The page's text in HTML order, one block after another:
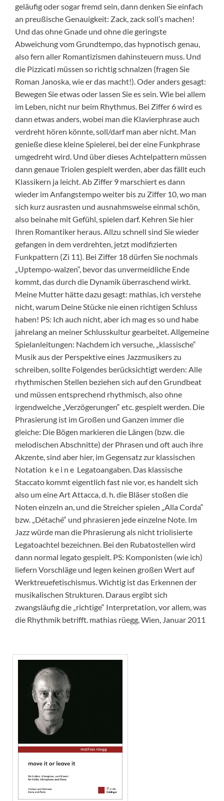
geläufig oder sogar fremd sein, dann denken Sie einfach
an preußische Genauigkeit: Zack, zack soll’s machen!
Und das ohne Gnade und ohne die geringste
Abweichung vom Grundtempo, das hypnotisch genau,
also fern aller Romantizismen dahinsteuern muss. Und
die Pizzicati müssen so richtig schnalzen (fragen Sie
Roman Janoska, wie er das macht!). Oder anders gesagt:
Bewegen Sie etwas oder lassen Sie es sein. Wie bei allem
im Leben, nicht nur beim Rhythmus. Bei Ziffer 6 wird es
dann etwas anders, wobei man die Klavierphrase auch
verdreht hören könnte, soll/darf man aber nicht. Man
genieße diese kleine Spielerei, bei der eine Funkphrase
umgedreht wird. Und über dieses Achtelpattern müssen
dann genaue Triolen gespielt werden, aber das fällt euch
Klassikern ja leicht. Ab Ziffer 9 marschiert es dann
wieder im Anfangstempo weiter bis zu Ziffer 10, wo man
sich kurz ausrasten und ausnahmsweise einmal schön,
also beinahe mit Gefühl, spielen darf. Kehren Sie hier
Ihren Romantiker heraus. Allzu schnell sind Sie wieder
gefangen in dem verdrehten, jetzt modifizierten
Funkpattern (Zi 11). Bei Ziffer 18 dürfen Sie nochmals
„Uptempo-walzen“, bevor das unvermeidliche Ende
kommt, das durch die Dynamik überraschend wirkt.
Meine Mutter hätte dazu gesagt: mathias, ich verstehe
nicht, warum Deine Stücke nie einen richtigen Schluss
haben! PS: Ich auch nicht, aber ich mag es so und habe
jahrelang an meiner Schlusskultur gearbeitet. Allgemeine
Spielanleitungen: Nachdem ich versuche, „klassische“
Musik aus der Perspektive eines Jazzmusikers zu
schreiben, sollte Folgendes berücksichtigt werden: Alle
rhythmischen Stellen beziehen sich auf den Grundbeat
und müssen entsprechend rhythmisch, also ohne
irgendwelche „Verzögerungen“ etc. gespielt werden. Die
Phrasierung ist im Großen und Ganzen immer die
gleiche: Die Bögen markieren die Längen (bzw. die
melodischen Abschnitte) der Phrasen und oft auch ihre
Akzente, sind aber hier, im Gegensatz zur klassischen
Notation k e i n e Legatoangaben. Das klassische
Staccato kommt eigentlich fast nie vor, es handelt sich
also um eine Art Attacca, d. h. die Bläser stoßen die
Noten einzeln an, und die Streicher spielen „Alla Corda“
bzw. „Détaché“ und phrasieren jede einzelne Note. Im
Jazz würde man die Phrasierung als nicht triolisierte
Legatoachtel bezeichnen. Bei den Rubatostellen wird
dann normal legato gespielt. PS: Komponisten (wie ich)
liefern Vorschläge und legen keinen großen Wert auf
Werktreuefetischismus. Wichtig ist das Erkennen der
musikalischen Strukturen. Daraus ergibt sich
zwangsläufig die „richtige“ Interpretation, vor allem, was
die Rhythmik betrifft. mathias rüegg, Wien, Januar 2011